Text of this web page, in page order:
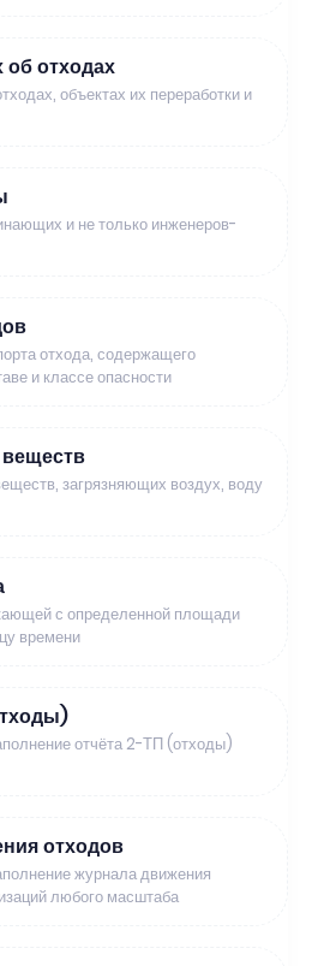
отходах
объектах их переработки и
и не только инженеров-
отхода, содержащего
и классе опасности
загрязняющих воздух, воду
с определенной площади
времени
отчёта 2-ТП (отходы)
отходов
журнала движения
любого масштаба